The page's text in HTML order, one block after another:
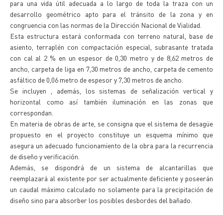
para una vida útil adecuada a lo largo de toda la traza con un
desarrollo geométrico apto para el tránsito de la zona y en
congruencia con las normas de la Dirección Nacional de Vialidad.
Esta estructura estará conformada con terreno natural, base de
asiento, terraplén con compactación especial, subrasante tratada
con cal al 2 % en un espesor de 0,30 metro y de 8,62 metros de
ancho, carpeta de liga en 7,30 metros de ancho, carpeta de cemento
asfáltico de 0,06 metro de espesor y 7,30 metros de ancho.
Se incluyen , además, los sistemas de señalización vertical y
horizontal como así también iluminación en las zonas que
correspondan.
En materia de obras de arte, se consigna que el sistema de desagüe
propuesto en el proyecto constituye un esquema mínimo que
asegura un adecuado funcionamiento de la obra para la recurrencia
de diseño y verificación.
Además, se dispondrá de un sistema de alcantarillas que
reemplazará al existente por ser actualmente deficiente y poseerán
un caudal máximo calculado no solamente para la precipitación de
diseño sino para absorber los posibles desbordes del bañado.